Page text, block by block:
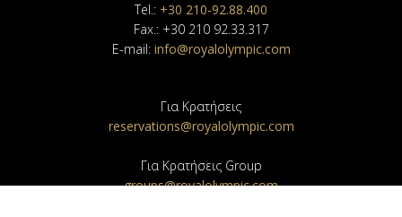
Tel.: +30 210-92.88.400
Fax.: +30 210 92.33.317
E-mail: info@royalolympic.com
Για Κρατήσεις
reservations@royalolympic.com
Για Κρατήσεις Group
groups@royalolympic.com